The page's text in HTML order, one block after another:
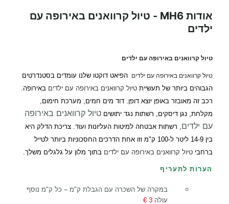
אודות MH6 - טיול קרוואנים באירופה עם
ילדים
טיול קרוואנים באירופה עם ילדים
טיול קרוואנים באירופה עם ילדים הפיאט דוקטו שלנו עומדים בסטנדרטים
הגבוהים ביותר של תעשיית טיול קרוואנים באירופה עם ילדים באירופה.
רכב זה מאובזר באופן יוצא דופן. דוד מים חמים, מערכת חימום,
מקלחת, נגן דיסקים, רשתות נגד יתושים טיול קרוואנים באירופה
עם ילדים, רשתות אבטחה למיטות העליונות ועוד. צריכת הדלק היא
בין 14-9 ליטר ל-100 ק"מ וזו אחת הדרכים החסכוניות ביותר לטייל
ברחבי טיול קרוואנים באירופה עם ילדים בתוך מלון על גלגלים משלך.
הערות לתעריף
במקרה של השכרה עם הגבלת ק"מ – כל ק"מ נוסף
עולה 3
€